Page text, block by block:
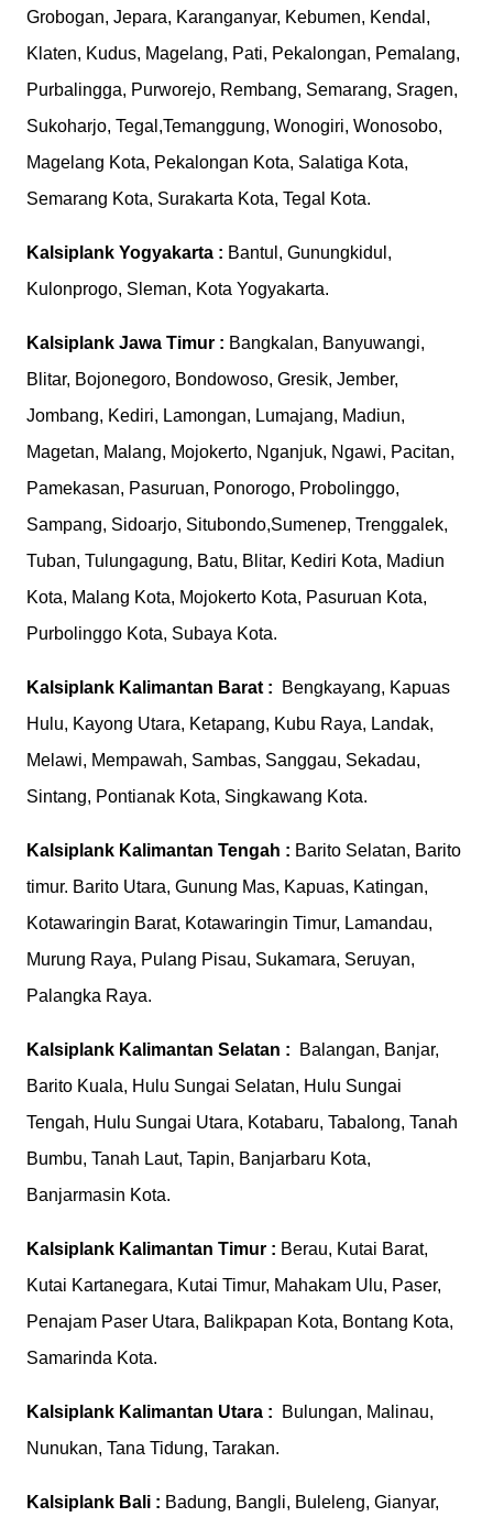
Grobogan, Jepara, Karanganyar, Kebumen, Kendal,
Klaten, Kudus, Magelang, Pati, Pekalongan, Pemalang,
Purbalingga, Purworejo, Rembang, Semarang, Sragen,
Sukoharjo, Tegal,Temanggung, Wonogiri, Wonosobo,
Magelang Kota, Pekalongan Kota, Salatiga Kota,
Semarang Kota, Surakarta Kota, Tegal Kota.
Kalsiplank Yogyakarta : Bantul, Gunungkidul,
Kulonprogo, Sleman, Kota Yogyakarta.
Kalsiplank Jawa Timur : Bangkalan, Banyuwangi,
Blitar, Bojonegoro, Bondowoso, Gresik, Jember,
Jombang, Kediri, Lamongan, Lumajang, Madiun,
Magetan, Malang, Mojokerto, Nganjuk, Ngawi, Pacitan,
Pamekasan, Pasuruan, Ponorogo, Probolinggo,
Sampang, Sidoarjo, Situbondo,Sumenep, Trenggalek,
Tuban, Tulungagung, Batu, Blitar, Kediri Kota, Madiun
Kota, Malang Kota, Mojokerto Kota, Pasuruan Kota,
Purbolinggo Kota, Subaya Kota.
Kalsiplank Kalimantan Barat :
Bengkayang, Kapuas
Hulu, Kayong Utara, Ketapang, Kubu Raya, Landak,
Melawi, Mempawah, Sambas, Sanggau, Sekadau,
Sintang, Pontianak Kota, Singkawang Kota.
Kalsiplank Kalimantan Tengah : Barito Selatan, Barito
timur. Barito Utara, Gunung Mas, Kapuas, Katingan,
Kotawaringin Barat, Kotawaringin Timur, Lamandau,
Murung Raya, Pulang Pisau, Sukamara, Seruyan,
Palangka Raya.
Kalsiplank Kalimantan Selatan :
Balangan, Banjar,
Barito Kuala, Hulu Sungai Selatan, Hulu Sungai
Tengah, Hulu Sungai Utara, Kotabaru, Tabalong, Tanah
Bumbu, Tanah Laut, Tapin, Banjarbaru Kota,
Banjarmasin Kota.
Kalsiplank Kalimantan Timur : Berau, Kutai Barat,
Kutai Kartanegara, Kutai Timur, Mahakam Ulu, Paser,
Penajam Paser Utara, Balikpapan Kota, Bontang Kota,
Samarinda Kota.
Kalsiplank Kalimantan Utara :
Bulungan, Malinau,
Nunukan, Tana Tidung, Tarakan.
Kalsiplank Bali : Badung, Bangli, Buleleng, Gianyar,